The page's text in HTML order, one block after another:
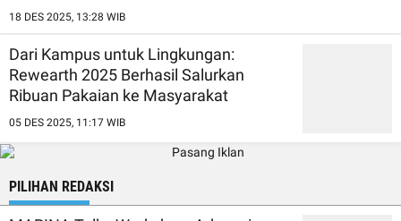
18 DES 2025, 13:28 WIB
Dari Kampus untuk Lingkungan:
Rewearth 2025 Berhasil Salurkan
Ribuan Pakaian ke Masyarakat
05 DES 2025, 11:17 WIB
PILIHAN REDAKSI